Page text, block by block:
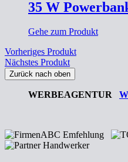
35 W
Gehe zum Produkt
Vorheriges Produkt
Nächstes Produkt
Zurück nach oben
WERBEAGENTUR